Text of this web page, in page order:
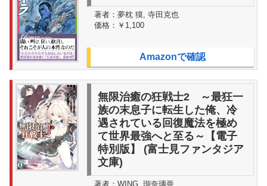
著者： 夢枕 獏, 寺田克也
価格： ￥1,100
Amazonで確認
無限治癒の狂戦士2 ～最狂一
族の末息子に転生した俺、冷
遇されている回復魔法を極め
て世界最強へと至る～【電子
特別版】 (富士見ファンタジア
文庫)
著者： WING, 瑠奈璃亜